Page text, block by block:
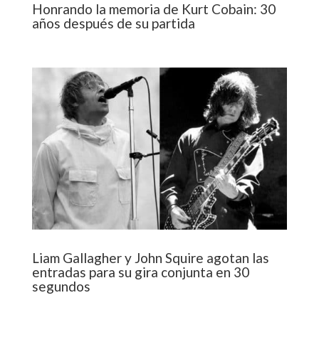
Honrando la memoria de Kurt Cobain: 30
años después de su partida
Liam Gallagher y John Squire agotan las
entradas para su gira conjunta en 30
segundos